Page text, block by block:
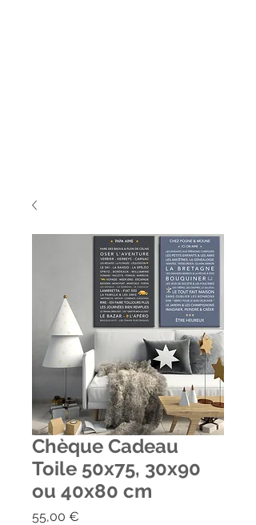
Chèque Cadeau
Toile 50x75, 30x90
ou 40x80 cm
55,00 €